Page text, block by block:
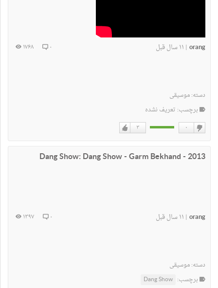
orang
| ۱۱ سال قبل ۰ ۱۷۶۸
دسته:موسیقی
برچسب: تعریف نشده
۳ ۰
Dang Show: Dang Show - Garm Bekhand - 2013
orang
| ۱۱ سال قبل ۰ ۱۳۹۷
دسته:موسیقی
برچسب: Dang Show